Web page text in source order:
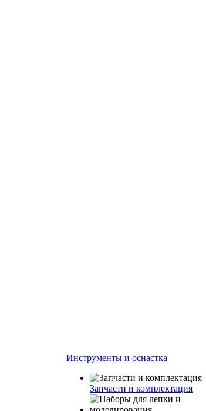
Инструменты и оснастка
Запчасти и комплектация